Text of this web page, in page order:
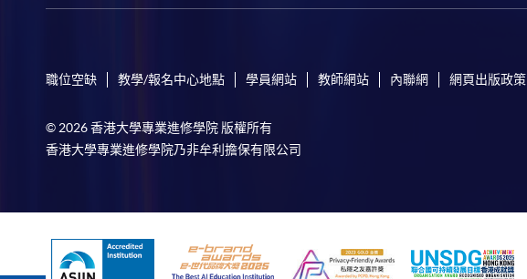
職位空缺 教學/報名中心地點 學員網站 教師網站 內聯網 網頁出版政策
© 2026 香港大學專業進修學院 版權所有
香港大學專業進修學院乃非牟利擔保有限公司